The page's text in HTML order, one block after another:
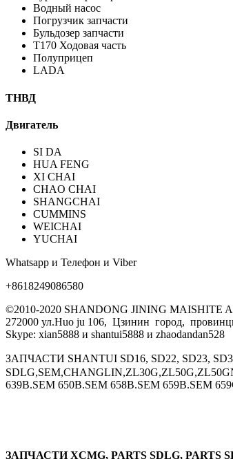
Водный насос
Погрузчик запчасти
Бульдозер запчасти
T170 Ходовая часть
Полуприцеп
LADA
ТНВД
Двигатель
SI DA
HUA FENG
XI CHAI
CHAO CHAI
SHANGCHAI
CUMMINS
WEICHAI
YUCHAI
Whatsapp и Телефон и Viber
+8618249086580
©2010-2020 SHANDONG JINING MAISHITE
272000 ул.Huo ju 106, Цзинин город,
Skype: xian5888 и shantui5888 и zhaodandan528
ЗАПЧАСТИ SHANTUI SD16, SD22, SD23,
639B.SEM 650B.SEM 658B.SEM 659B.SEM
ЗАПЧАСТИ XCMG, PARTS SDLG,